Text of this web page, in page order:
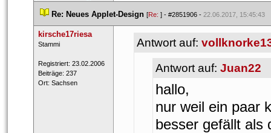
Re: Neues Applet-Design [Re: ] - #2851906 - 22.06.2017, 15:45:43
kirsche17riesa
​Stammi
Registriert: 23.02.2006
Beiträge: 237
Ort: Sachsen
Antwort auf:
Antwort auf: Juan22
hallo,
nur weil ein paar
besser gefällt als